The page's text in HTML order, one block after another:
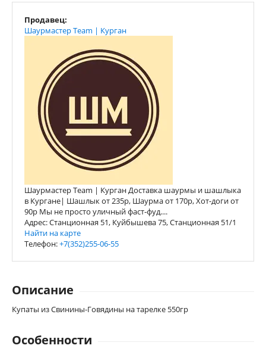
Продавец:
Шаурмастер Team | Курган
Шаурмастер Team | Курган Доставка шаурмы и шашлыка
в Кургане| Шашлык от 235р, Шаурма от 170р, Хот-доги от
90р Мы не просто уличный фаст-фуд....
Адрес: Станционная 51, Куйбышева 75, Станционная 51/1
Найти на карте
Телефон:+7(352)255-06-55
Описание
Купаты из Свинины-Говядины на тарелке 550гр
Особенности